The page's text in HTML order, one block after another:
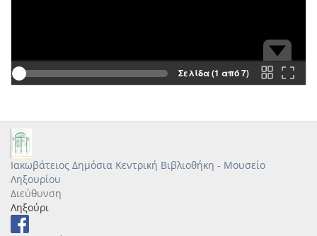
Σελίδα (1 από 7)
Ιακωβάτειος Δημόσια Κεντρική Βιβλιοθήκη - Μουσείο
Ληξουρίου
Διεύθυνση
Ληξούρι